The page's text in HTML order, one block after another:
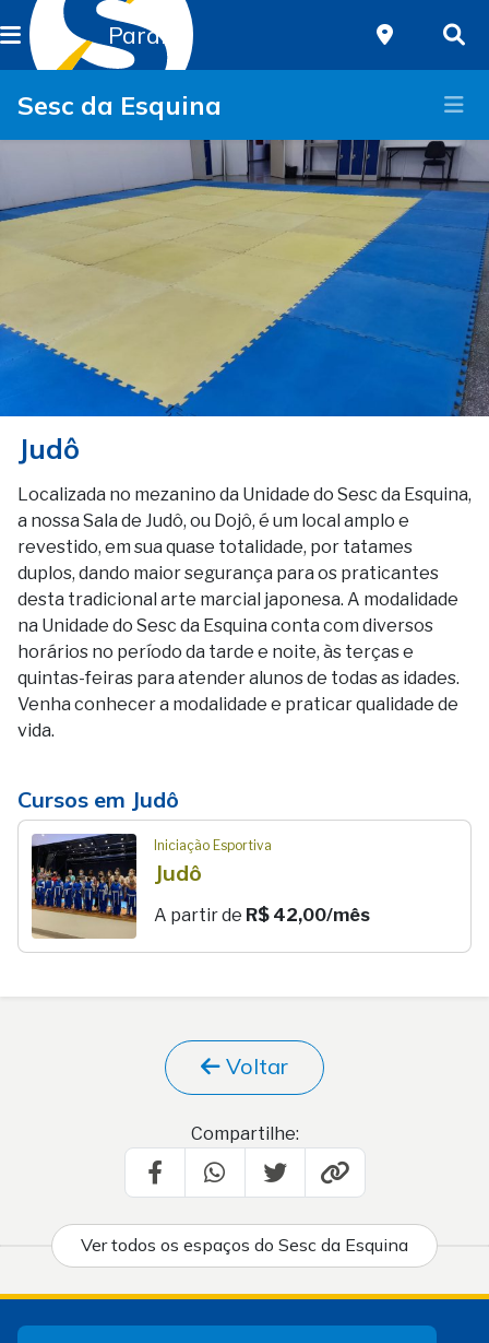
Paraná
Sesc da Esquina
Judô
Localizada no mezanino da Unidade do Sesc da Esquina,
a nossa Sala de Judô, ou Dojô, é um local amplo e
revestido, em sua quase totalidade, por tatames
duplos, dando maior segurança para os praticantes
desta tradicional arte marcial japonesa. A modalidade
na Unidade do Sesc da Esquina conta com diversos
horários no período da tarde e noite, às terças e
quintas-feiras para atender alunos de todas as idades.
Venha conhecer a modalidade e praticar qualidade de
vida.
Cursos em Judô
Iniciação Esportiva
Judô
A partir de R$ 42,00/mês
Voltar
Compartilhe:
Ver todos os espaços do Sesc da Esquina